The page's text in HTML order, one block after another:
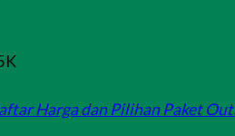
Harga dan Pilihan Paket